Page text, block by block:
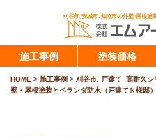
施工事例 塗装価格
HOME > 施工事例 > 刈谷市, 戸建て, 高耐久シ
壁・屋根塗装とベランダ防水（戸建てＮ様邸）